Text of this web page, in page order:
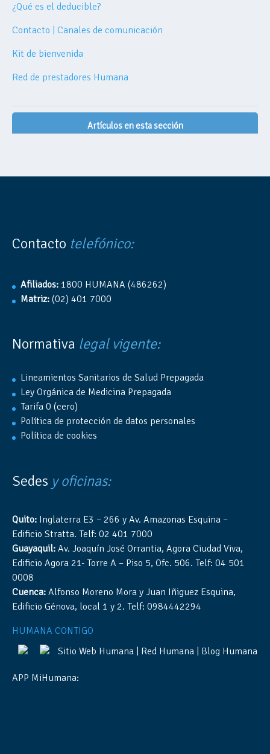
¿Qué es el deducible?
Contacto | Canales de comunicación
Kit de bienvenida
Red de prestadores Humana
Artículos en esta sección
Contacto telefónico:
Afiliados: 1800 HUMANA (486262)
Matriz: (02) 401 7000
Normativa legal vigente:
Lineamientos Sanitarios de Salud Prepagada
Ley Orgánica de Medicina Prepagada
Tarifa 0 (cero)
Política de protección de datos personales
Política de cookies
Sedes y oficinas:
Quito: Inglaterra E3 – 266 y Av. Amazonas Esquina –
Edificio Stratta. Telf: 02 401 7000
Guayaquil: Av. Joaquín José Orrantia, Agora Ciudad Viva,
Edificio Agora 21- Torre A – Piso 5, Ofc. 506. Telf: 04 501
0008
Cuenca: Alfonso Moreno Mora y Juan Iñiguez Esquina,
Edificio Génova, local 1 y 2. Telf: 0984442294
HUMANA CONTIGO
Sitio Web Humana | Red Humana | Blog Humana
APP MiHumana: